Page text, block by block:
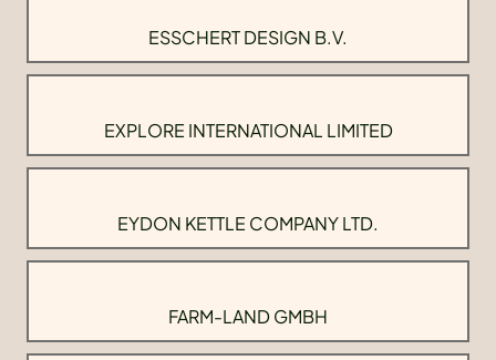
ESSCHERT DESIGN B.V.
EXPLORE INTERNATIONAL LIMITED
EYDON KETTLE COMPANY LTD.
FARM-LAND GMBH